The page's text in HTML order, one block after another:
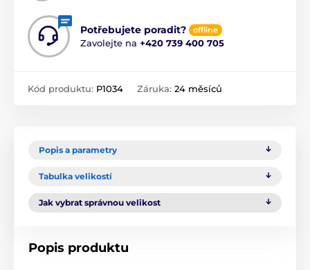
Potřebujete poradit? offline
Zavolejte na +420 739 400 705
Kód produktu: P1034 Záruka: 24 měsíců
Popis a parametry
Tabulka velikostí
Jak vybrat správnou velikost
Popis produktu